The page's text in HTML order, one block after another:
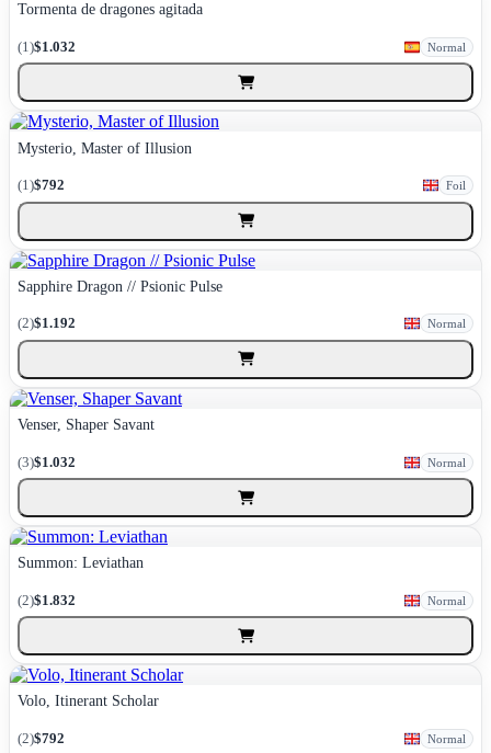
Tormenta de dragones agitada
(1)$1.032 Normal
Mysterio, Master of Illusion
(1)$792 Foil
Sapphire Dragon // Psionic Pulse
(2)$1.192 Normal
Venser, Shaper Savant
(3)$1.032 Normal
Summon: Leviathan
(2)$1.832 Normal
Volo, Itinerant Scholar
(2)$792 Normal